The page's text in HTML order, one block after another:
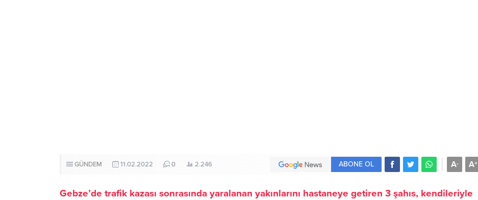
GÜNDEM 11.02.2022 0 2.246 A+
A-
ABONE OL
Gebze’de trafik kazası sonrasında yaralanan yakınlarını hastaneye getiren 3 şahıs, kendileriyle